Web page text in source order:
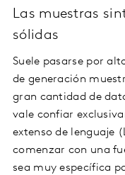
Las muestras
sólidas
Suele pasarse por
de generación
gran cantidad de
vale confiar
extenso de lenguaje
comenzar con una
sea muy específica